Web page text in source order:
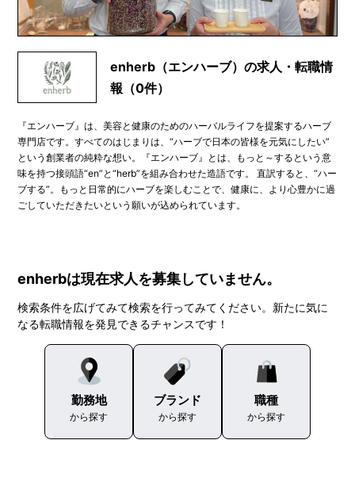
enherb（エンハーブ）の求人・転職情
報（0件）
『エンハーブ』は、美容と健康のためのハーバルライフを提案するハーブ
専門店です。すべてのはじまりは、“ハーブで日本の皆様を元気にしたい”
という創業者の純粋な想い。『エンハーブ』とは、もっと～するという意
味を持つ接頭語“en”と“herb”を組み合わせた造語です。 直訳すると、“ハー
ブする”。もっと日常的にハーブを楽しむことで、健康に、より心豊かに過
ごしていただきたいという願いが込められています。
enherbは現在求人を募集していません。
検索条件を広げてみて検索を行ってみてください。新たに気に
なる転職情報を発見できるチャンスです！
勤務地
から探す
ブランド
から探す
職種
から探す